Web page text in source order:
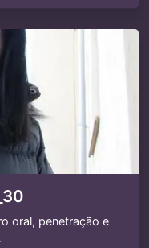
oral, penetração e